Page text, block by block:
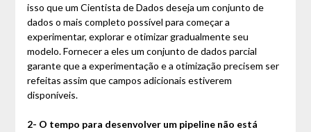
isso que um Cientista de Dados deseja um conjunto de
dados o mais completo possível para começar a
experimentar, explorar e otimizar gradualmente seu
modelo. Fornecer a eles um conjunto de dados parcial
garante que a experimentação e a otimização precisem ser
refeitas assim que campos adicionais estiverem
disponíveis.
2- O tempo para desenvolver um pipeline não está